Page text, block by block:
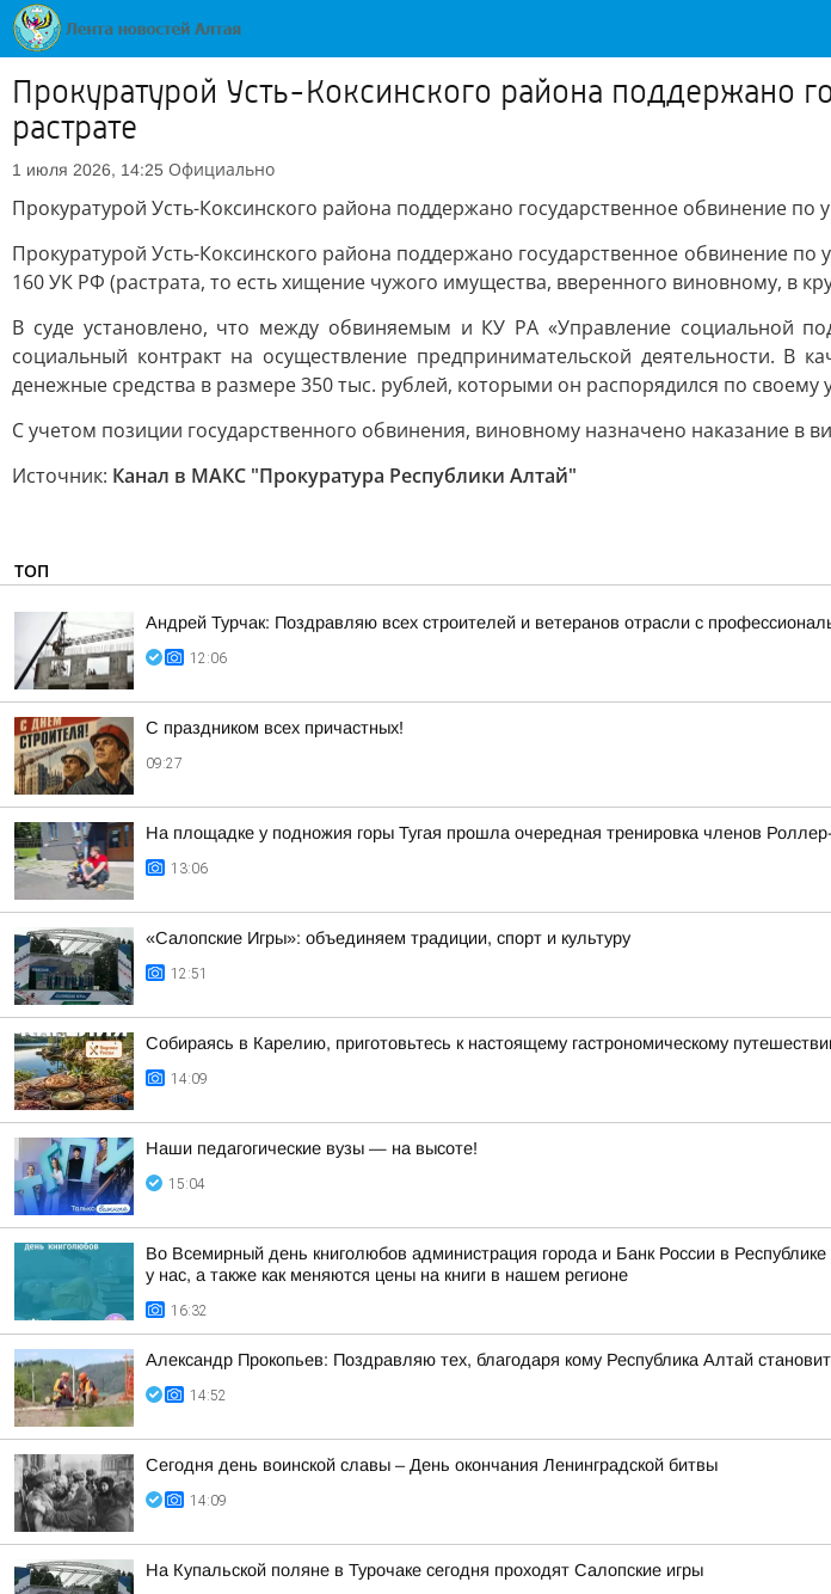
Прокуратурой Усть-Коксинского района поддержано
растрате
1 июля 2026, 14:25 Официально
Прокуратурой Усть-Коксинского района поддержано государственное обвинение по
Прокуратурой Усть-Коксинского района поддержано государственное обвинение
160 УК РФ (растрата, то есть хищение чужого имущества, вверенного виновному, в
В суде установлено, что между обвиняемым и КУ РА «Управление социальной
социальный контракт на осуществление предпринимательской деятельности. В
денежные средства в размере 350 тыс. рублей, которыми он распорядился по
С учетом позиции государственного обвинения, виновному назначено наказание в
Источник: Канал в МАКС "Прокуратура Республики Алтай"
ТОП
Андрей Турчак: Поздравляю всех строителей и ветеранов отрасли с
12:06
С праздником всех причастных!
09:27
На площадке у подножия горы Тугая прошла очередная тренировка членов
13:06
«Салопские Игры»: объединяем традиции, спорт и культуру
12:51
Собираясь в Карелию, приготовьтесь к настоящему гастрономическому
14:09
Наши педагогические вузы — на высоте!
15:04
Во Всемирный день книголюбов администрация города и Банк России в
у нас, а также как меняются цены на книги в нашем регионе
16:32
Александр Прокопьев: Поздравляю тех, благодаря кому Республика Алтай
14:52
Сегодня день воинской славы – День окончания Ленинградской битвы
14:09
На Купальской поляне в Турочаке сегодня проходят Салопские игры